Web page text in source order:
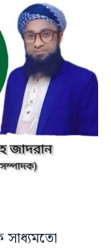
সাধ্যমতো